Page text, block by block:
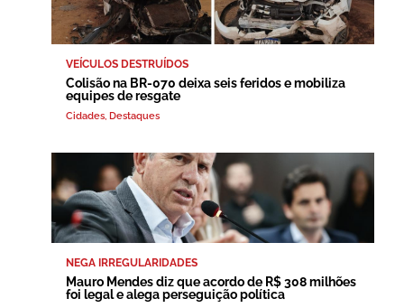
VEÍCULOS DESTRUÍDOS
Colisão na BR-070 deixa seis feridos e mobiliza
equipes de resgate
Cidades, Destaques
NEGA IRREGULARIDADES
Mauro Mendes diz que acordo de R$ 308 milhões
foi legal e alega perseguição política